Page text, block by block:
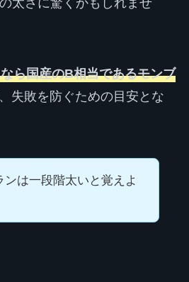
ら国産のB相当であるモンブ
失敗を防ぐための目安とな
ンは一段階太いと覚えよ